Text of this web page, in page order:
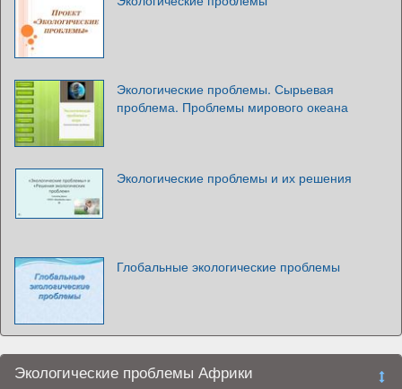
Экологические проблемы. Сырьевая
проблема. Проблемы мирового океана
Экологические проблемы и их решения
Глобальные экологические проблемы
Экологические проблемы Африки